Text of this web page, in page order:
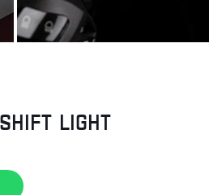
LIGHT